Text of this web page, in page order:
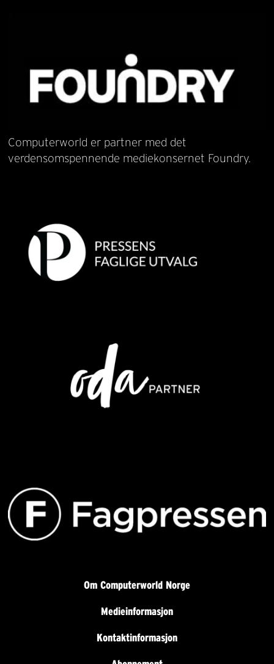
Computerworld er partner med det
verdensomspennende mediekonsernet Foundry.
Om Computerworld Norge
Medieinformasjon
Kontaktinformasjon